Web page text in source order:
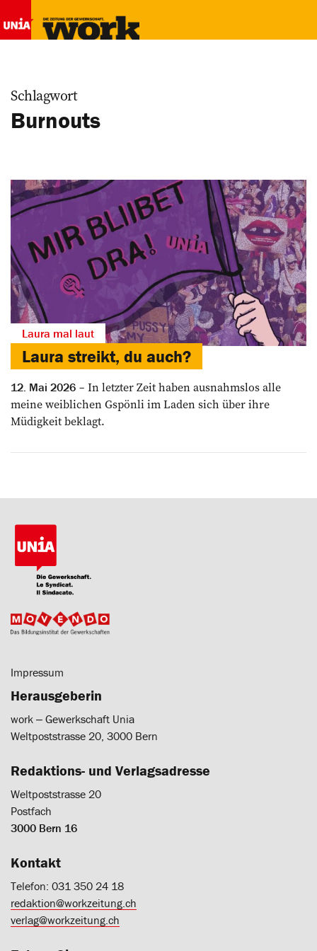
Schlagwort
Burnouts
Laura mal laut
Laura streikt, du auch?
12. Mai 2026
In letzter Zeit haben ausnahmslos alle
meine weiblichen Gspönli im ­Laden sich über ihre
Müdigkeit beklagt.
Impressum
Herausgeberin
work ‒ Gewerkschaft Unia
Weltpoststrasse 20, 3000 Bern
Redaktions- und Verlagsadresse
Weltpoststrasse 20
Postfach
3000 Bern 16
Kontakt
Telefon: 031 350 24 18
redaktion@workzeitung.ch
verlag@workzeitung.ch